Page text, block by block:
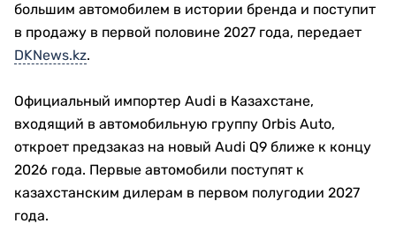
большим автомобилем в истории бренда и поступит
в продажу в первой половине 2027 года, передает
DKNews.kz.
Официальный импортер Audi в Казахстане,
входящий в автомобильную группу Orbis Auto,
откроет предзаказ на новый Audi Q9 ближе к концу
2026 года. Первые автомобили поступят к
казахстанским дилерам в первом полугодии 2027
года.